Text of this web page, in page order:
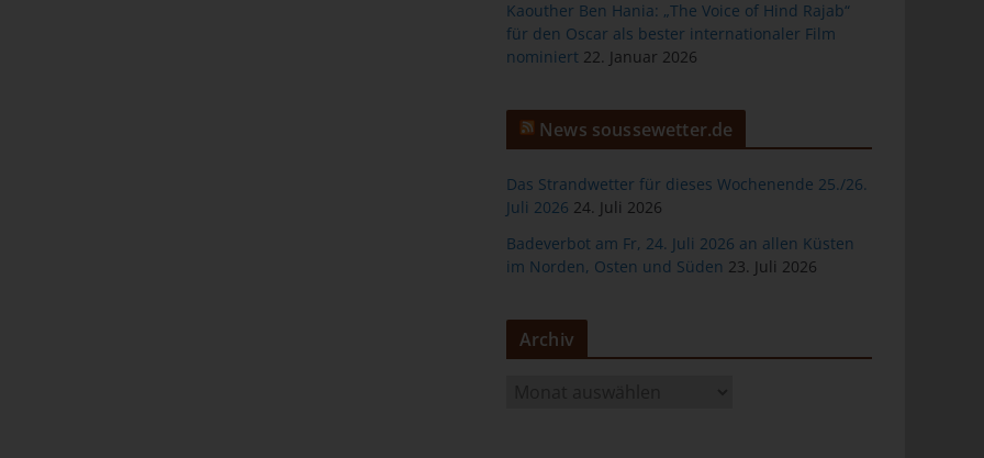
Kaouther Ben Hania: „The Voice of Hind Rajab“
für den Oscar als bester internationaler Film
nominiert 22. Januar 2026
News soussewetter.de
Das Strandwetter für dieses Wochenende 25./26.
Juli 2026 24. Juli 2026
Badeverbot am Fr, 24. Juli 2026 an allen Küsten
im Norden, Osten und Süden 23. Juli 2026
Archiv
ist jede von der betroffenen Person freiwillig für den bestimmten